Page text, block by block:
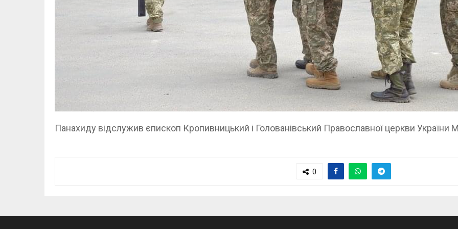
Панахиду відслужив єпископ Кропивницький і Голованівський Православної церкви України
0